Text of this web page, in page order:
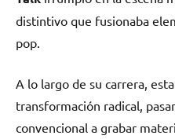
distintivo que fusionaba
pop.
A lo largo de su carrera,
transformación radical,
convencional a grabar